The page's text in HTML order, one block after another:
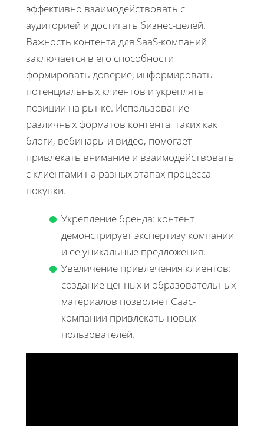
эффективно взаимодействовать с
аудиторией и достигать бизнес-целей.
Важность контента для SaaS-компаний
заключается в его способности
формировать доверие, информировать
потенциальных клиентов и укреплять
позиции на рынке. Использование
различных форматов контента, таких как
блоги, вебинары и видео, помогает
привлекать внимание и взаимодействовать
с клиентами на разных этапах процесса
покупки.
Укрепление бренда: контент
демонстрирует экспертизу компании
и ее уникальные предложения.
Увеличение привлечения клиентов:
создание ценных и образовательных
материалов позволяет Саас-
компании привлекать новых
пользователей.